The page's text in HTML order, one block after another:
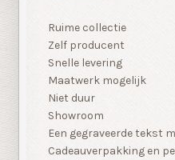
Ruime collectie
Zelf producent
Snelle levering
Maatwerk mogelijk
Niet duur
Showroom
Een gegraveerde tekst
Cadeauverpakking en